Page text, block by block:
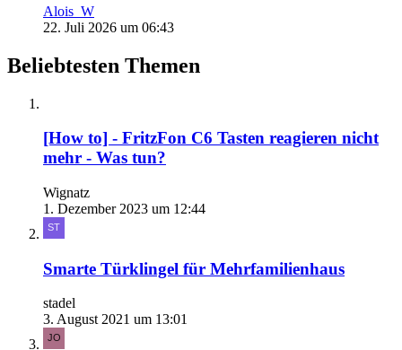
Alois_W
22. Juli 2026 um 06:43
Beliebtesten Themen
[How to] - FritzFon C6 Tasten reagieren nicht
mehr - Was tun?
Wignatz
1. Dezember 2023 um 12:44
Smarte Türklingel für Mehrfamilienhaus
stadel
3. August 2021 um 13:01